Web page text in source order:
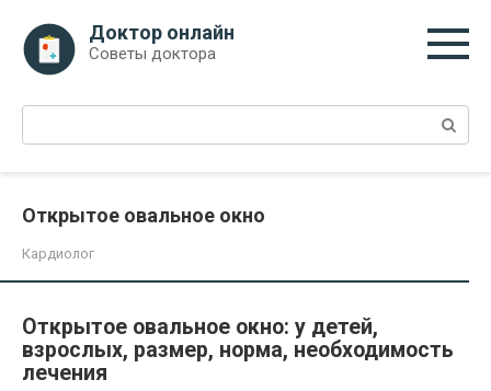
контенту
Доктор онлайн
Советы доктора
Поиск:
Открытое овальное окно
Кардиолог
Открытое овальное окно: у детей,
взрослых, размер, норма, необходимость
лечения